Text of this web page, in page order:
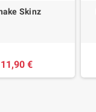
Skinz
11,90 €